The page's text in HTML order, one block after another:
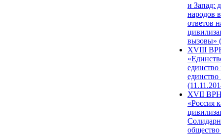
и Запад:
народов
ответов
вызовы»
XVIII
единство
единство
XVII
«Россия